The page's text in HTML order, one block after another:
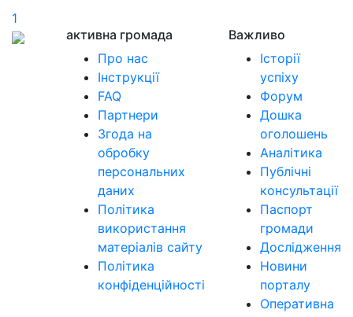
1
активна громада
Про нас
Інструкції
FAQ
Партнери
Згода на
обробку
персональних
даних
Політика
використання
матеріалів сайту
Політика
конфіденційності
Важливо
Історії
успіху
Форум
Дошка
оголошень
Аналітика
Публічні
консультації
Паспорт
громади
Дослідження
Новини
порталу
Оперативна